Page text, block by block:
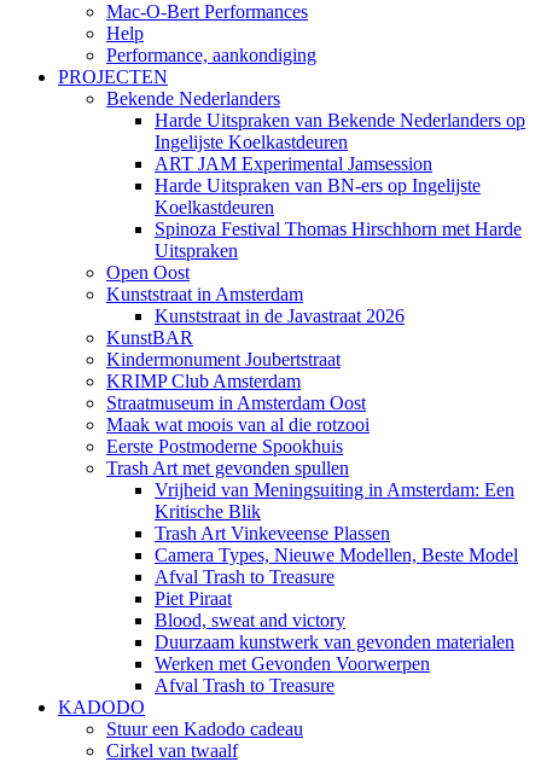
Mac-O-Bert Performances
Help
Performance, aankondiging
PROJECTEN
Bekende Nederlanders
Harde Uitspraken van Bekende Nederlanders op
Ingelijste Koelkastdeuren
ART JAM Experimental Jamsession
Harde Uitspraken van BN-ers op Ingelijste
Koelkastdeuren
Spinoza Festival Thomas Hirschhorn met Harde
Uitspraken
Open Oost
Kunststraat in Amsterdam
Kunststraat in de Javastraat 2026
KunstBAR
Kindermonument Joubertstraat
KRIMP Club Amsterdam
Straatmuseum in Amsterdam Oost
Maak wat moois van al die rotzooi
Eerste Postmoderne Spookhuis
Trash Art met gevonden spullen
Vrijheid van Meningsuiting in Amsterdam: Een
Kritische Blik
Trash Art Vinkeveense Plassen
Camera Types, Nieuwe Modellen, Beste Model
Afval Trash to Treasure
Piet Piraat
Blood, sweat and victory
Duurzaam kunstwerk van gevonden materialen
Werken met Gevonden Voorwerpen
Afval Trash to Treasure
KADODO
Stuur een Kadodo cadeau
Cirkel van twaalf